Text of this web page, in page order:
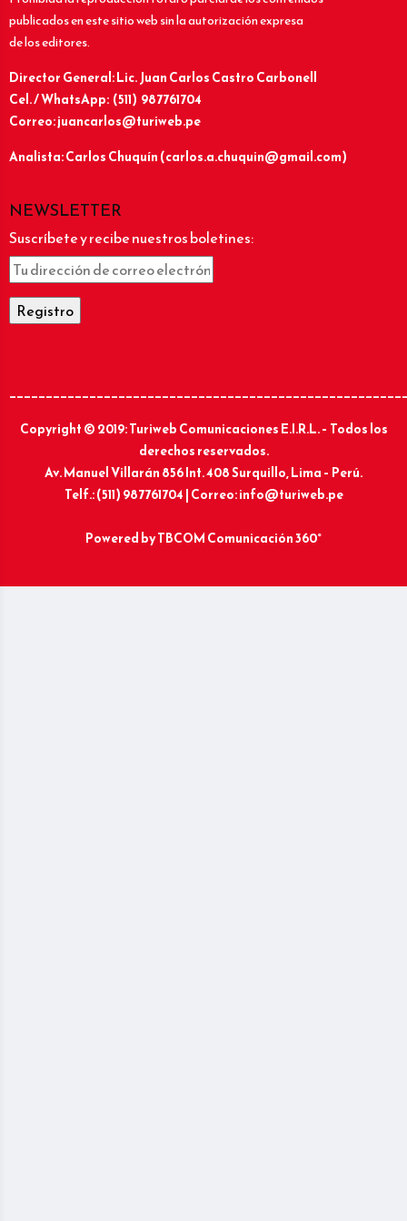
publicados en este sitio web sin la autorización expresa
de los editores.
Director General: Lic.Juan Carlos Castro Carbonell
Cel. / WhatsApp: (511) 987761704
Correo: juancarlos@turiweb.pe
Analista: Carlos Chuquín (carlos.a.chuquin@gmail.com)
NEWSLETTER
Suscríbete y recibe nuestros boletines:
Copyright © 2019: Turiweb Comunicaciones E.I.R.L. – Todos los
derechos reservados.
Av. Manuel Villarán 856 Int. 408 Surquillo, Lima – Perú.
Telf.: (511) 987761704 | Correo: info@turiweb.pe
Powered byTBCOM Comunicación 360°